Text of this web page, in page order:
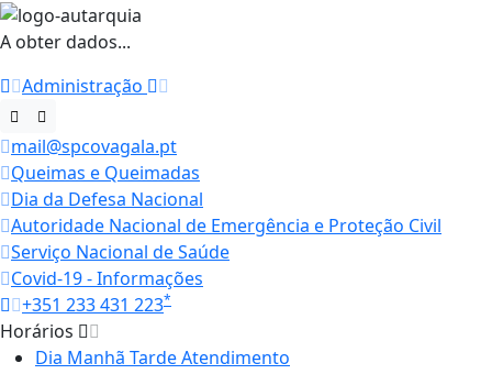
A obter dados...
Administração
mail@spcovagala.pt
Queimas e Queimadas
Dia da Defesa Nacional
Autoridade Nacional de Emergência e Proteção Civil
Serviço Nacional de Saúde
Covid-19 - Informações
+351 233 431 223*
Horários
Dia Manhã TardeAtendimento